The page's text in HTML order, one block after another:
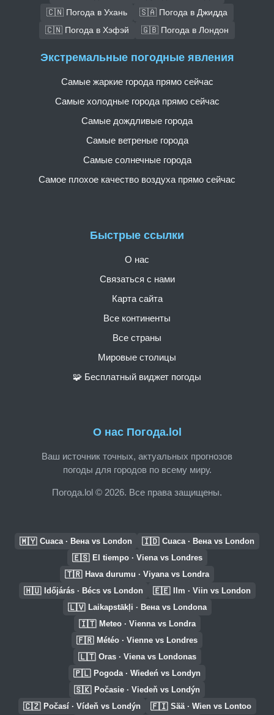
🇨🇳 Погода в Ухань
🇸🇦 Погода в Джидда
🇨🇳 Погода в Хэфэй
🇬🇧 Погода в Лондон
О нас Погода.lol
Ваш источник точных, актуальных прогнозов
погоды для городов по всему миру.
Погода.lol © 2026. Все права защищены.
Быстрые ссылки
О нас
Связаться с нами
Карта сайта
Все континенты
Все страны
Мировые столицы
🧩 Бесплатный виджет погоды
Экстремальные погодные явления
Самые жаркие города прямо сейчас
Самые холодные города прямо сейчас
Самые дождливые города
Самые ветреные города
Самые солнечные города
Самое плохое качество воздуха прямо сейчас
🇲🇾 Cuaca · Вена vs London 🇮🇩 Cuaca · Вена vs London
🇪🇸 El tiempo · Viena vs Londres
🇹🇷 Hava durumu · Viyana vs Londra
🇭🇺 Időjárás · Bécs vs London 🇪🇪 Ilm · Viin vs London
🇱🇻 Laikapstākļi · Вена vs Londona
🇮🇹 Meteo · Vienna vs Londra
🇫🇷 Météo · Vienne vs Londres
🇱🇹 Oras · Viena vs Londonas
🇵🇱 Pogoda · Wiedeń vs Londyn
🇸🇰 Počasie · Viedeň vs Londýn
🇨🇿 Počasí · Vídeň vs Londýn 🇫🇮 Sää · Wien vs Lontoo